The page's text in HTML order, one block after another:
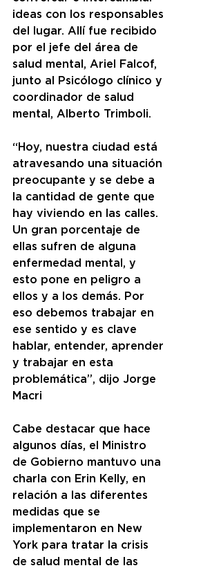
ideas con los responsables
del lugar. Allí fue recibido
por el jefe del área de
salud mental, Ariel Falcof,
junto al Psicólogo clínico y
coordinador de salud
mental, Alberto Trimboli.
“Hoy, nuestra ciudad está
atravesando una situación
preocupante y se debe a
la cantidad de gente que
hay viviendo en las calles.
Un gran porcentaje de
ellas sufren de alguna
enfermedad mental, y
esto pone en peligro a
ellos y a los demás. Por
eso debemos trabajar en
ese sentido y es clave
hablar, entender, aprender
y trabajar en esta
problemática”, dijo Jorge
Macri
Cabe destacar que hace
algunos días, el Ministro
de Gobierno mantuvo una
charla con Erin Kelly, en
relación a las diferentes
medidas que se
implementaron en New
York para tratar la crisis
de salud mental de las